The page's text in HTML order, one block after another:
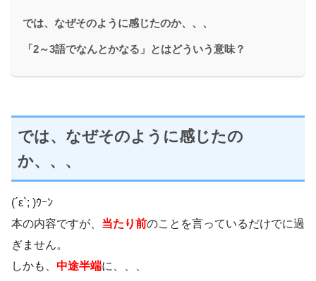
では、なぜそのように感じたのか、、、
「2～3語でなんとかなる」とはどういう意味？
では、なぜそのように感じたの
か、、、
(´ε`; )ｳｰﾝ
本の内容ですが、 当たり前のことを言っているだけでに過
ぎません。
しかも、 中途半端に、、、